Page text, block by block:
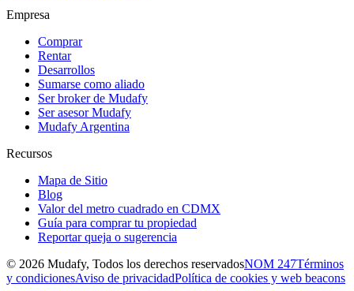
Empresa
Comprar
Rentar
Desarrollos
Sumarse como aliado
Ser broker de Mudafy
Ser asesor Mudafy
Mudafy Argentina
Recursos
Mapa de Sitio
Blog
Valor del metro cuadrado en CDMX
Guía para comprar tu propiedad
Reportar queja o sugerencia
© 2026 Mudafy, Todos los derechos reservadosNOM 247Términos
y condicionesAviso de privacidadPolítica de cookies y web beacons